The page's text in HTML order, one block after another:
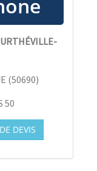
(50690)
50
DEVIS